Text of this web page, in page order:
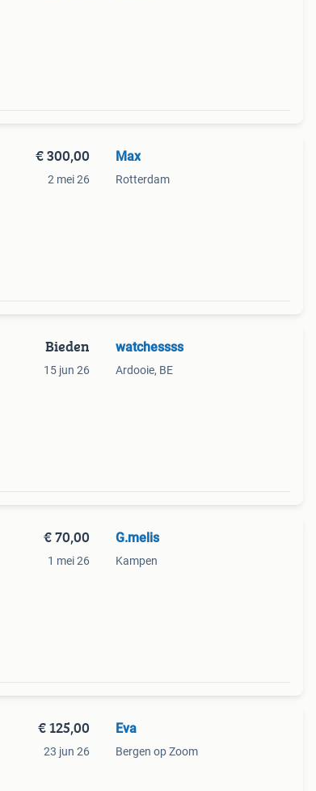
€ 300,00
2 mei 26
Max
Rotterdam
Bieden
15 jun 26
watchessss
Ardooie, BE
€ 70,00
1 mei 26
G.melis
Kampen
€ 125,00
23 jun 26
Eva
Bergen op Zoom